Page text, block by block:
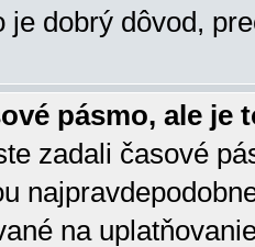
je dobrý dôvod,
pásmo, ale je
zadali časové
na